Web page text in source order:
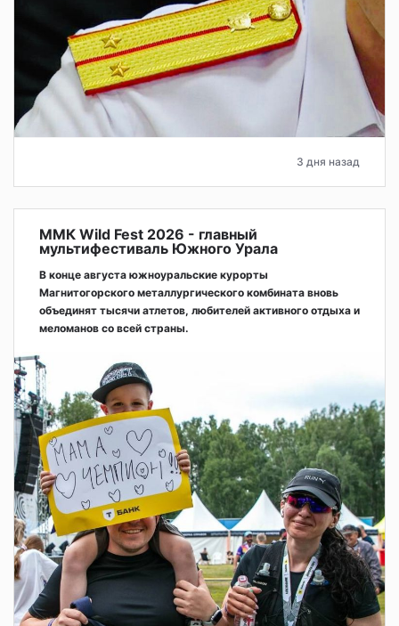
3 дня назад
ММК Wild Fest 2026 - главный
мультифестиваль Южного Урала
В конце августа южноуральские курорты
Магнитогорского металлургического комбината вновь
объединят тысячи атлетов, любителей активного отдыха и
меломанов со всей страны.